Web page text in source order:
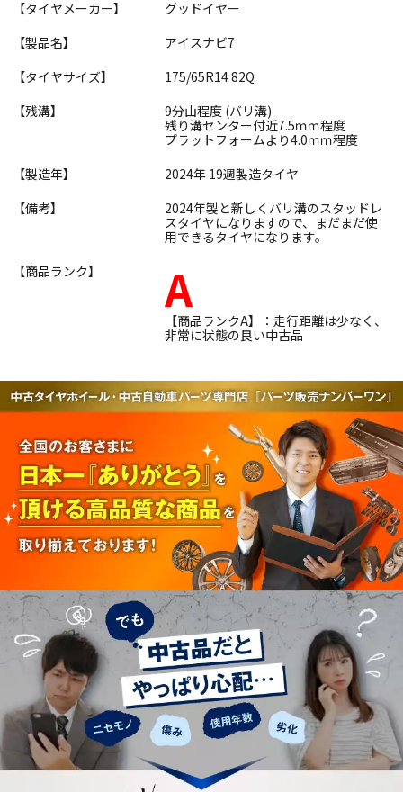
【タイヤメーカー】
グッドイヤー
【製品名】
アイスナビ7
【タイヤサイズ】
175/65R14 82Q
【残溝】
9分山程度 (バリ溝)
残り溝センター付近7.5ｍｍ程度
プラットフォームより4.0ｍｍ程度
【製造年】
2024年 19週製造タイヤ
【備考】
2024年製と新しくバリ溝のスタッドレ
スタイヤになりますので、まだまだ使
用できるタイヤになります。
【商品ランク】
A
【商品ランクA】：走行距離は少なく、
非常に状態の良い中古品